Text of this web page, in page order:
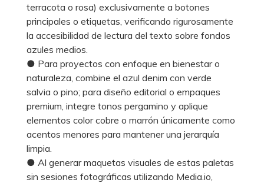
terracota o rosa) exclusivamente a botones
principales o etiquetas, verificando rigurosamente
la accesibilidad de lectura del texto sobre fondos
azules medios.
● Para proyectos con enfoque en bienestar o
naturaleza, combine el azul denim con verde
salvia o pino; para diseño editorial o empaques
premium, integre tonos pergamino y aplique
elementos color cobre o marrón únicamente como
acentos menores para mantener una jerarquía
limpia.
● Al generar maquetas visuales de estas paletas
sin sesiones fotográficas utilizando Media.io,